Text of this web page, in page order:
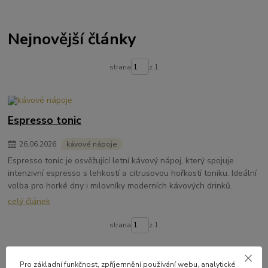
Nejnovější články
strana z 1
Espresso tonic
26.06.2026 kávové nápoje
Espresso tonic je osvěžující letní kávový nápoj, který spojuje
intenzivní espresso s lehkostí a citrusovou hořkostí toniku. Ideální
volba pro horké dny i milovníky moderních kávových drinků.
celý článek
strana z 1
Pro základní funkčnost, zpříjemnění používání webu, analytické